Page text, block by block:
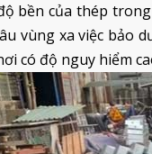
bền của thép
vùng xa việc bảo
có độ nguy hiểm